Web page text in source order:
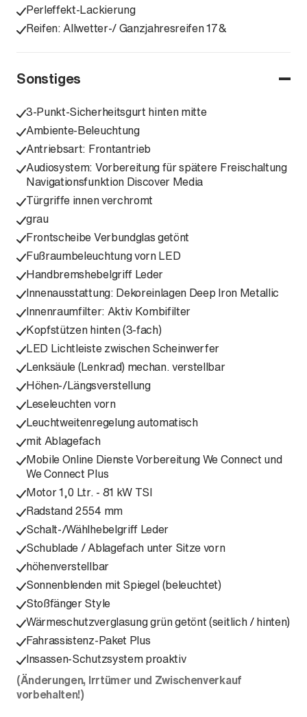
Perleffekt-Lackierung
Reifen: Allwetter-/ Ganzjahresreifen 17&
Sonstiges
3-Punkt-Sicherheitsgurt hinten mitte
Ambiente-Beleuchtung
Antriebsart: Frontantrieb
Audiosystem: Vorbereitung für spätere Freischaltung
Navigationsfunktion Discover Media
Türgriffe innen verchromt
grau
Frontscheibe Verbundglas getönt
Fußraumbeleuchtung vorn LED
Handbremshebelgriff Leder
Innenausstattung: Dekoreinlagen Deep Iron Metallic
Innenraumfilter: Aktiv Kombifilter
Kopfstützen hinten (3-fach)
LED Lichtleiste zwischen Scheinwerfer
Lenksäule (Lenkrad) mechan. verstellbar
Höhen-/Längsverstellung
Leseleuchten vorn
Leuchtweitenregelung automatisch
mit Ablagefach
Mobile Online Dienste Vorbereitung We Connect und
We Connect Plus
Motor 1,0 Ltr. - 81 kW TSI
Radstand 2554 mm
Schalt-/Wählhebelgriff Leder
Schublade / Ablagefach unter Sitze vorn
höhenverstellbar
Sonnenblenden mit Spiegel (beleuchtet)
Stoßfänger Style
Wärmeschutzverglasung grün getönt (seitlich / hinten)
Fahrassistenz-Paket Plus
Insassen-Schutzsystem proaktiv
(Änderungen, Irrtümer und Zwischenverkauf
vorbehalten!)